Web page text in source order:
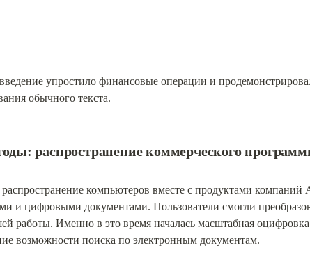
упростило финансовые операции и
обычного текста.
распространение коммерческого
компьютеров вместе с продуктами
и цифровыми документами. Пользователи смогли
работы. Именно в это время началась масштабная
возможности поиска по электронным документам.